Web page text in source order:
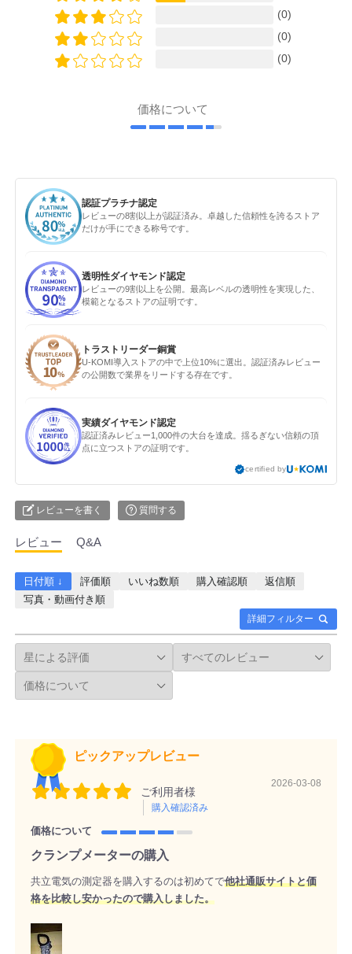
(0)
(0)
(0)
価格について
認証プラチナ認定
レビューの8割以上が認証済み。卓越した信頼性を誇るストア
だけが手にできる称号です。
透明性ダイヤモンド認定
レビューの9割以上を公開。最高レベルの透明性を実現した、
模範となるストアの証明です。
トラストリーダー銅賞
U-KOMI導入ストアの中で上位10%に選出。認証済みレビュー
の公開数で業界をリードする存在です。
実績ダイヤモンド認定
認証済みレビュー1,000件の大台を達成。揺るぎない信頼の頂
点に立つストアの証明です。
certified by
レビューを書く 質問する
レビュー Q&A
詳細フィルター
日付順 ↓ 評価順 いいね数順 購入確認順
返信順
写真・動画付き順
ピックアップレビュー
ご利用者様
購入確認済み
2026-03-08
価格について
クランプメーターの購入
共立電気の測定器を購入するのは初めてで他社通販サイトと価
格を比較し安かったので購入しました。